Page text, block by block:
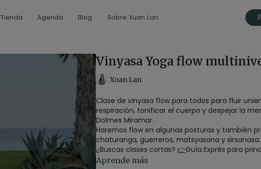
Tienda Agenda Blog Sobre Xuan Lan
Vinyasa Yoga flow
Xuan Lan
Clase de vinyasa flow para todos para fluir
respiración, tonificar el cuerpo y despejar la
Dolmes Miramar.
Haremos flow en algunas posturas y también
chaturanga, guerreros, matsyasana y sirsanasa.
¿Buscas clases cortas? 👉Guía Exprés para
Aprende más